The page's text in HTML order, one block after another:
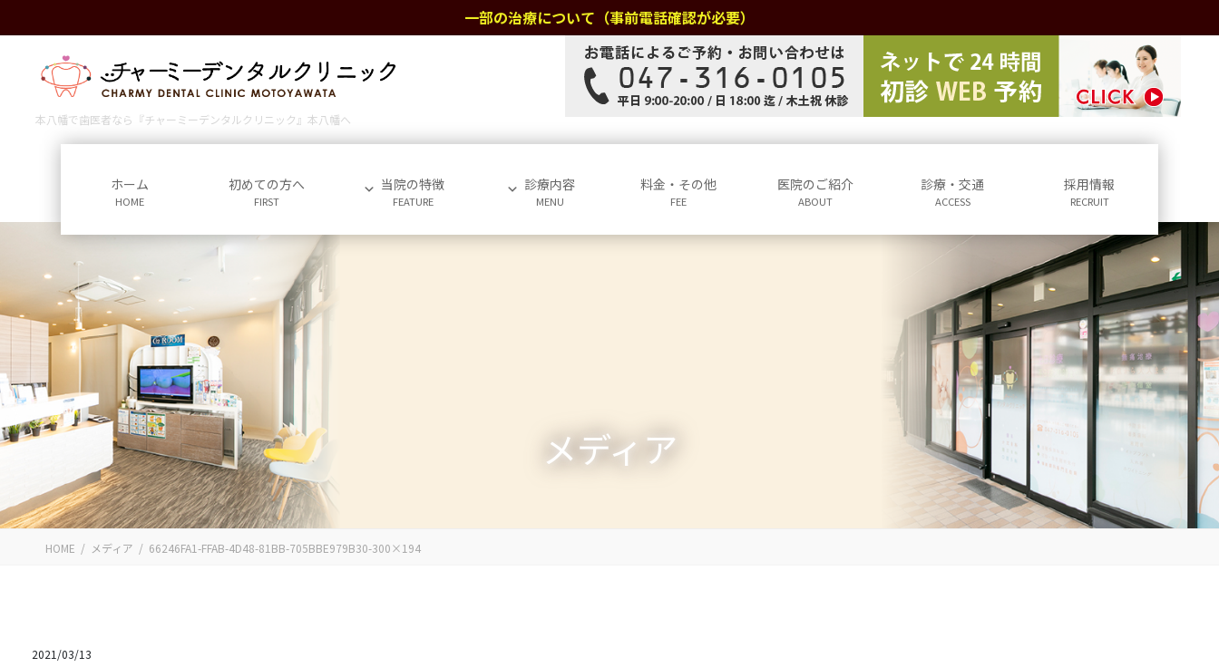
ン
ビ
一部の治療について（事前電話確認が必要）
本八幡で歯医者なら『チャーミーデンタルクリニック』本八幡へ
ホーム
HOME
初めての方へ
FIRST
当院の特徴
FEATURE
診療内容
MENU
料金・その他
FEE
医院のご紹介
ABOUT
診療・交通
ACCESS
採用情報
RECRUIT
メディア
HOME メディア 66246FA1-FFAB-4D48-81BB-705BBE979B30-300×194
2021/03/13